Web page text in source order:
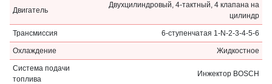
Двигатель
Двухцилиндровый, 4-тактный, 4 клапана на
цилиндр
Трансмиссия 6-ступенчатая 1-N-2-3-4-5-6
Охлаждение Жидкостное
Система подачи
топлива
Инжектор BOSCH